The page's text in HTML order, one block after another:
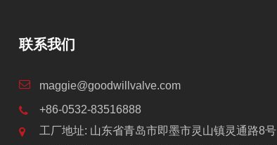
联系我们
maggie@goodwillvalve.com
+86-0532-83516888
工厂地址: 山东省青岛市即墨市灵山镇灵通路8号